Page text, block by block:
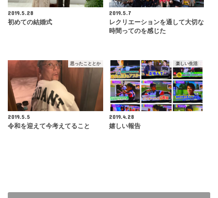
2019.5.28
初めての結婚式
2019.5.7
レクリエーションを通して大切な
時間ってのを感じた
思ったこととか
2019.5.5
令和を迎えて今考えてること
楽しい生活
2019.4.28
嬉しい報告